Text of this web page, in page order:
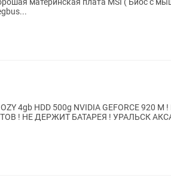
4gb HDD 500g NVIDIA GEFORCE 920
! НЕ ДЕРЖИТ БАТАРЕЯ ! УРАЛЬСК